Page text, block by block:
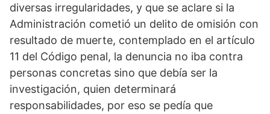
diversas irregularidades, y que se aclare si la
Administración cometió un delito de omisión con
resultado de muerte, contemplado en el artículo
11 del Código penal, la denuncia no iba contra
personas concretas sino que debía ser la
investigación, quien determinará
responsabilidades, por eso se pedía que